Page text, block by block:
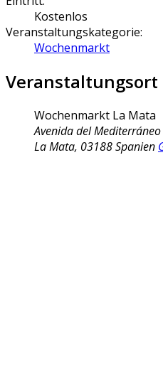
Kostenlos
Veranstaltungskategorie:
Wochenmarkt
Veranstaltungsort
Wochenmarkt La Mata
Avenida del Mediterráneo
La Mata, 03188Spanien